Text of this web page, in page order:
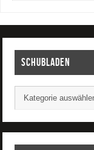
Schubladen